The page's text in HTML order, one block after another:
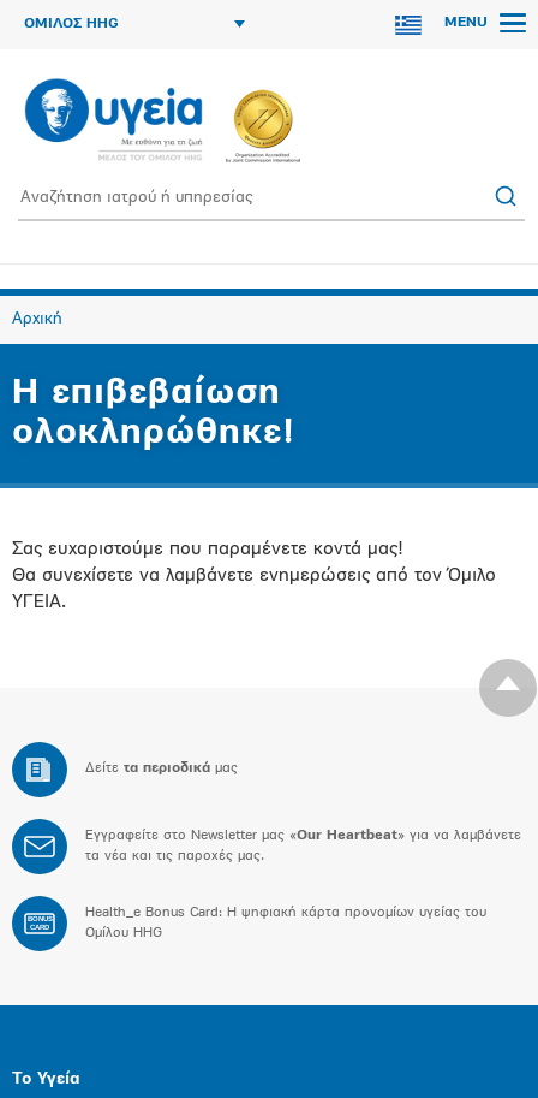
ΟΜΙΛΟΣ HHG MENU
Αρχική
Η επιβεβαίωση
ολοκληρώθηκε!
Σας ευχαριστούμε που παραμένετε κοντά μας!
Θα συνεχίσετε να λαμβάνετε ενημερώσεις από τον Όμιλο
ΥΓΕΙΑ.
Δείτε τα περιοδικά μας
Εγγραφείτε στο Newsletter μας «Our Heartbeat» για να λαμβάνετε
τα νέα και τις παροχές μας.
BONUS
CARD
Health_e Bonus Card: H ψηφιακή κάρτα προνομίων υγείας του
Ομίλου HHG
Το Υγεία